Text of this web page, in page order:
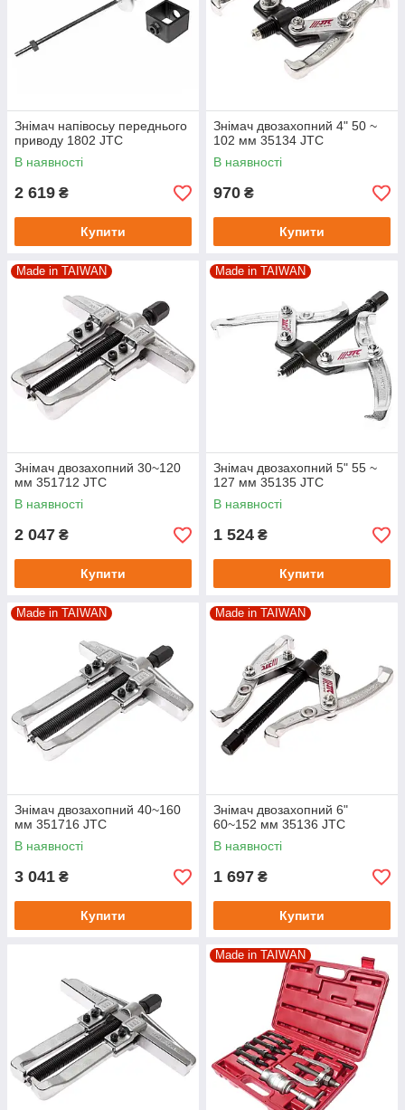
Знімач напівосьу переднього
приводу 1802 JTC
В наявності
2 619 ₴
Купити
Знімач двозахопний 4" 50 ~
102 мм 35134 JTC
В наявності
970 ₴
Купити
Made in TAIWAN
Знімач двозахопний 30~120
мм 351712 JTC
В наявності
2 047 ₴
Купити
Made in TAIWAN
Знімач двозахопний 5" 55 ~
127 мм 35135 JTC
В наявності
1 524 ₴
Купити
Made in TAIWAN
Знімач двозахопний 40~160
мм 351716 JTC
В наявності
3 041 ₴
Купити
Made in TAIWAN
Знімач двозахопний 6"
60~152 мм 35136 JTC
В наявності
1 697 ₴
Купити
Made in TAIWAN